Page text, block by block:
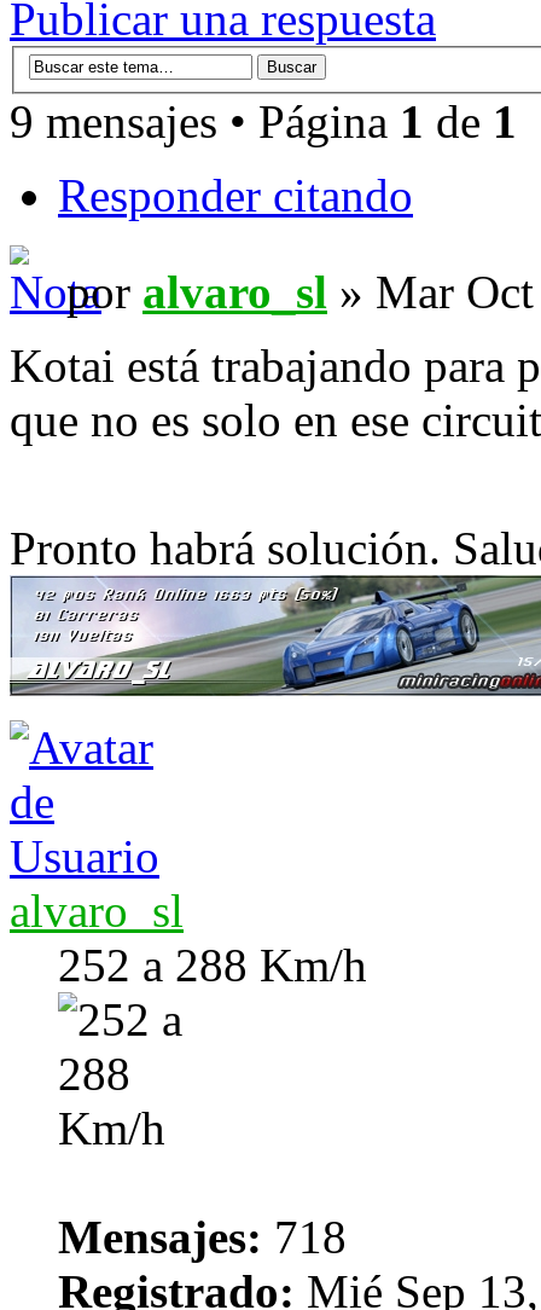
Publicar una respuesta
9 mensajes • Página 1 de 1
Responder citando
por alvaro_sl » Mar
Kotai está trabajando para
que no es solo en ese
Pronto habrá solución.
alvaro_sl
252 a 288 Km/h
Mensajes: 718
Registrado: Mié Sep